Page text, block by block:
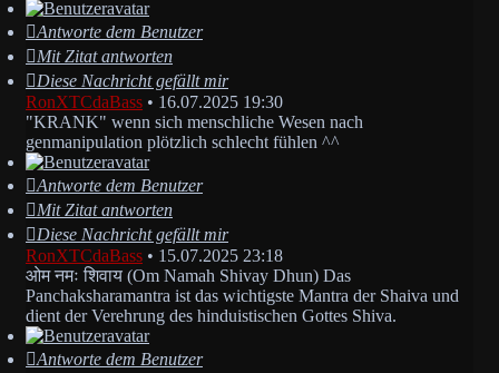
Antworte dem Benutzer
Mit Zitat antworten
Diese Nachricht gefällt mir
RonXTCdaBass • 16.07.2025 19:30
"KRANK" wenn sich menschliche Wesen nach
genmanipulation plötzlich schlecht fühlen ^^
Antworte dem Benutzer
Mit Zitat antworten
Diese Nachricht gefällt mir
RonXTCdaBass • 15.07.2025 23:18
ओम नमः शिवाय (Om Namah Shivay Dhun) Das
Panchaksharamantra ist das wichtigste Mantra der Shaiva und
dient der Verehrung des hinduistischen Gottes Shiva.
Antworte dem Benutzer